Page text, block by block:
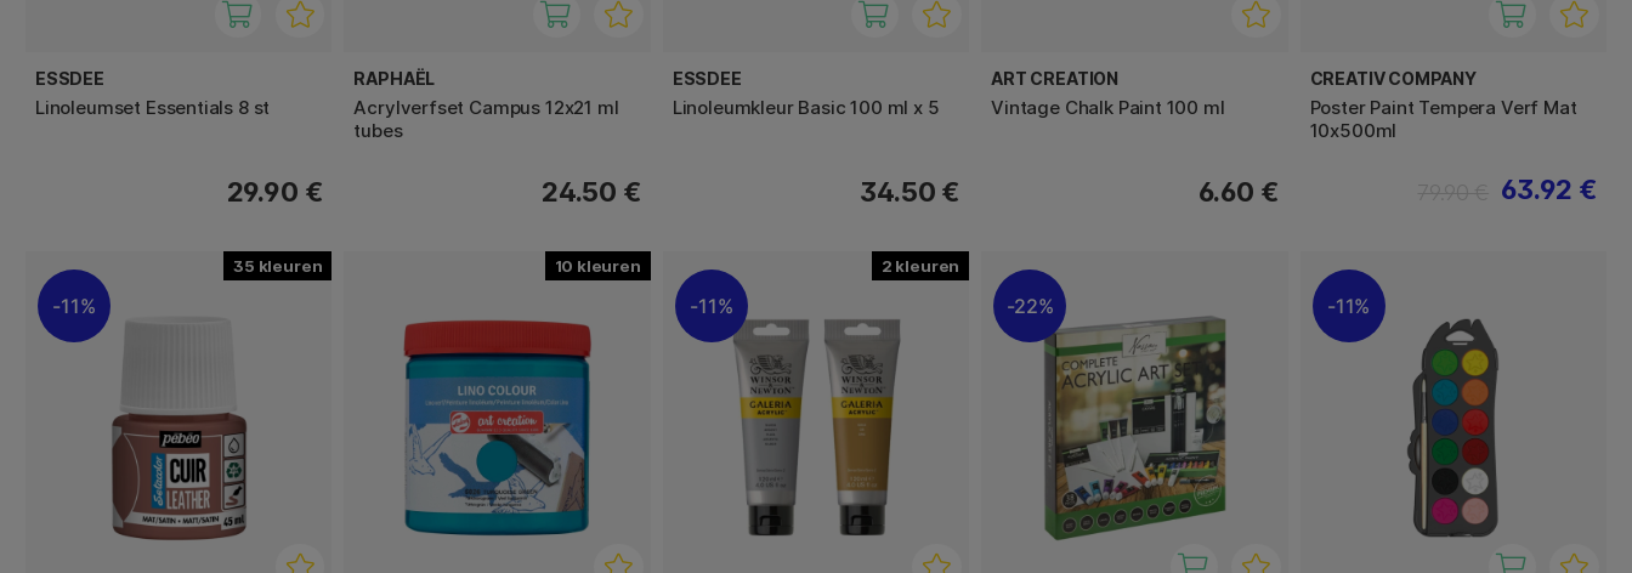
ESSDEE
Linoleumset Essentials 8 st
29.90 €
RAPHAËL
Acrylverfset Campus 12x21 ml
tubes
24.50 €
ESSDEE
Linoleumkleur Basic 100 ml x 5
34.50 €
ART CREATION
Vintage Chalk Paint 100 ml
6.60 €
CREATIV COMPANY
Poster Paint Tempera Verf Mat
10x500ml
63.92 €
35
11%
10 2
11% 22% 11%